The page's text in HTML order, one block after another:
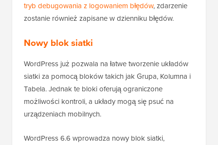
tryb debugowania z logowaniem błędów, zdarzenie
zostanie również zapisane w dzienniku błędów.
Nowy blok siatki
WordPress już pozwala na łatwe tworzenie układów
siatki za pomocą bloków takich jak Grupa, Kolumna i
Tabela. Jednak te bloki oferują ograniczone
możliwości kontroli, a układy mogą się psuć na
urządzeniach mobilnych.
WordPress 6.6 wprowadza nowy blok siatki,